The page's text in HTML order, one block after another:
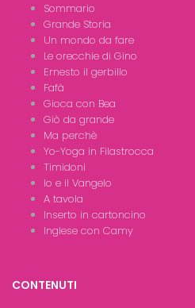
Sommario
Grande Storia
Un mondo da fare
Le orecchie di Gino
Ernesto il gerbillo
Fafà
Gioca con Bea
Giò da grande
Ma perchè
Yo-Yoga in Filastrocca
Timidoni
Io e il Vangelo
A tavola
Inserto in cartoncino
Inglese con Camy
CONTENUTI